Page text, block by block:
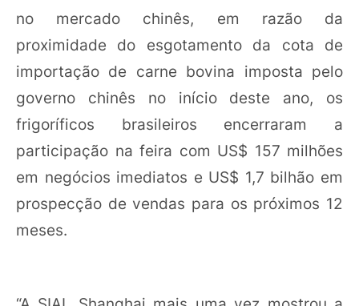
no mercado chinês, em razão da
proximidade do esgotamento da cota de
importação de carne bovina imposta pelo
governo chinês no início deste ano, os
frigoríficos brasileiros encerraram a
participação na feira com US$ 157 milhões
em negócios imediatos e US$ 1,7 bilhão em
prospecção de vendas para os próximos 12
meses.